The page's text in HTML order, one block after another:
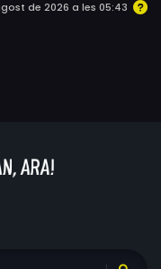
de 2026 a les 05:43